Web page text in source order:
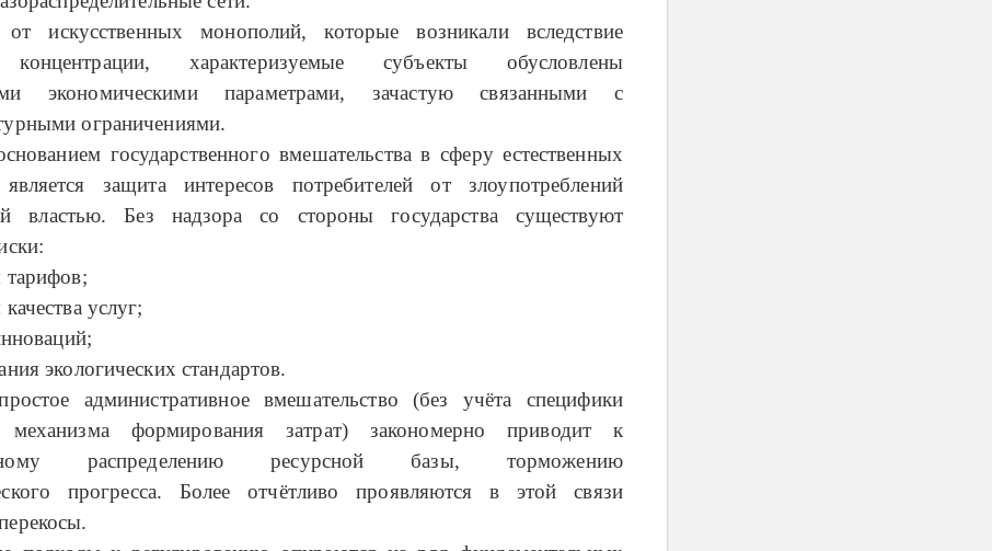
искусственных монополий, которые возникали вследствие
характеризуемые субъекты обусловлены
экономическими параметрами, зачастую связанными с
ограничениями.
государственного вмешательства в сферу естественных
защита интересов потребителей от злоупотреблений
властью. Без надзора со стороны государства существуют
услуг;
экологических стандартов.
административное вмешательство (без учёта специфики
формирования затрат) закономерно приводит к
распределению ресурсной базы, торможению
прогресса. Более отчётливо проявляются в этой связи